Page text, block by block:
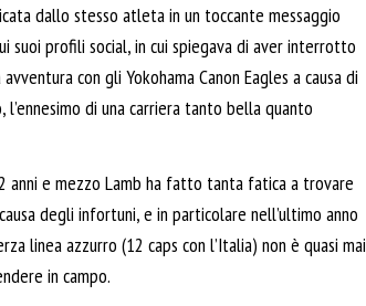
dallo stesso atleta in un toccante messaggio
suoi profili social, in cui spiegava di aver interrotto
con gli Yokohama Canon Eagles a causa di
l’ennesimo di una carriera tanto bella quanto
anni e mezzo Lamb ha fatto tanta fatica a trovare
degli infortuni, e in particolare nell’ultimo anno
linea azzurro (12 caps con l’Italia) non è quasi mai
in campo.